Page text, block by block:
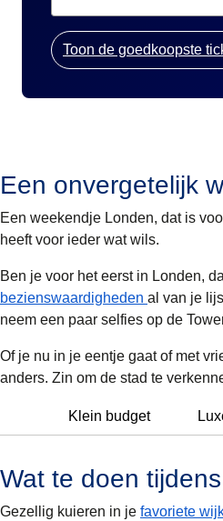
Toon de goedkoopste
Een onvergetelijk
Een weekendje Londen, dat is
heeft voor ieder wat wils.
Ben je voor het eerst in Londen,
bezienswaardigheden al van je
neem een paar selfies op de
Of je nu in je eentje gaat of met
anders. Zin om de stad te
Klein budget
Wat te doen
Gezellig kuieren in je favoriete